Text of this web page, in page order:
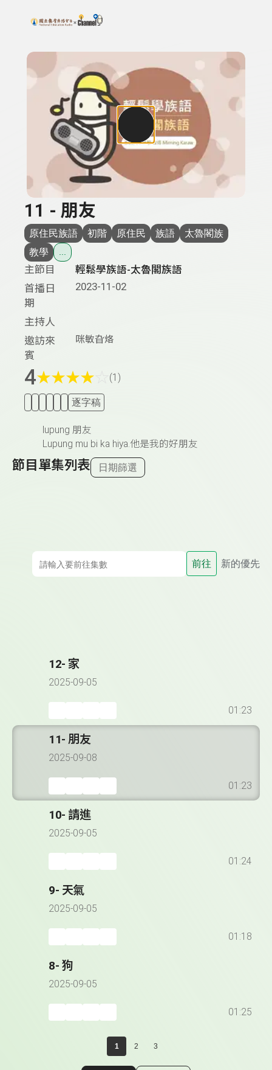
上方功能區塊
搜尋關鍵字：可輸入節目名稱、主持人或關鍵字
11 - 朋友
原住民族語 初階 原住民 族語
太魯閣族
教學
...
主節目
輕鬆學族語-太魯閣族語
首播日
期
2023-11-02
主持人
邀訪來
賓
咪敏旮烙
4★★★★ (1)
逐字稿
lupung 朋友
Lupung mu bi ka hiya.他是我的好朋友
節目單集列表 日期篩選
前往 新的優先
12- 家
2025-09-05
01:23
11- 朋友
2025-09-08
01:23
10- 請進
2025-09-05
01:24
9- 天氣
2025-09-05
01:18
8- 狗
2025-09-05
01:25
1 2 3